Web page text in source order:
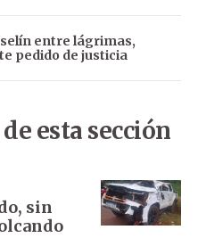
entre lágrimas,
pedido de justicia
esta sección
sin